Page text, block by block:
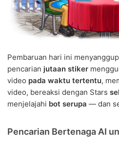
Pembaruan hari ini
pencarian jutaan stiker
video pada waktu tertentu,
video, bereaksi dengan Stars
menjelajahi bot serupa — dan
Pencarian Bertenaga AI